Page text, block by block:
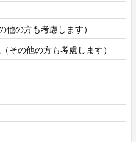
他の方も考慮します）
その他の方も考慮します）